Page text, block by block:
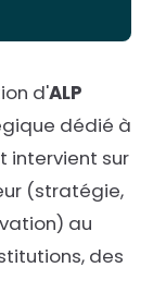
d'ALP
dédié à
intervient sur
(stratégie,
au
des